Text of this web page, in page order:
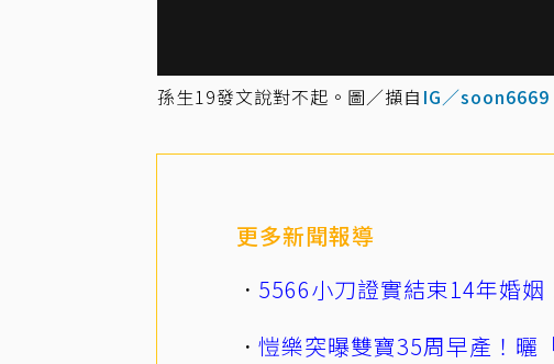
孫生19發文說對不起。圖／擷自 IG／soon6669
更多新聞報導
5566小刀證實結束14年婚
愷樂突曝雙寶35周早產！曬